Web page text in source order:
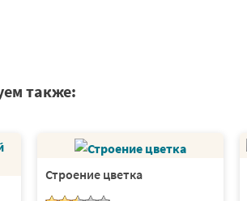
также:
Строение цветка